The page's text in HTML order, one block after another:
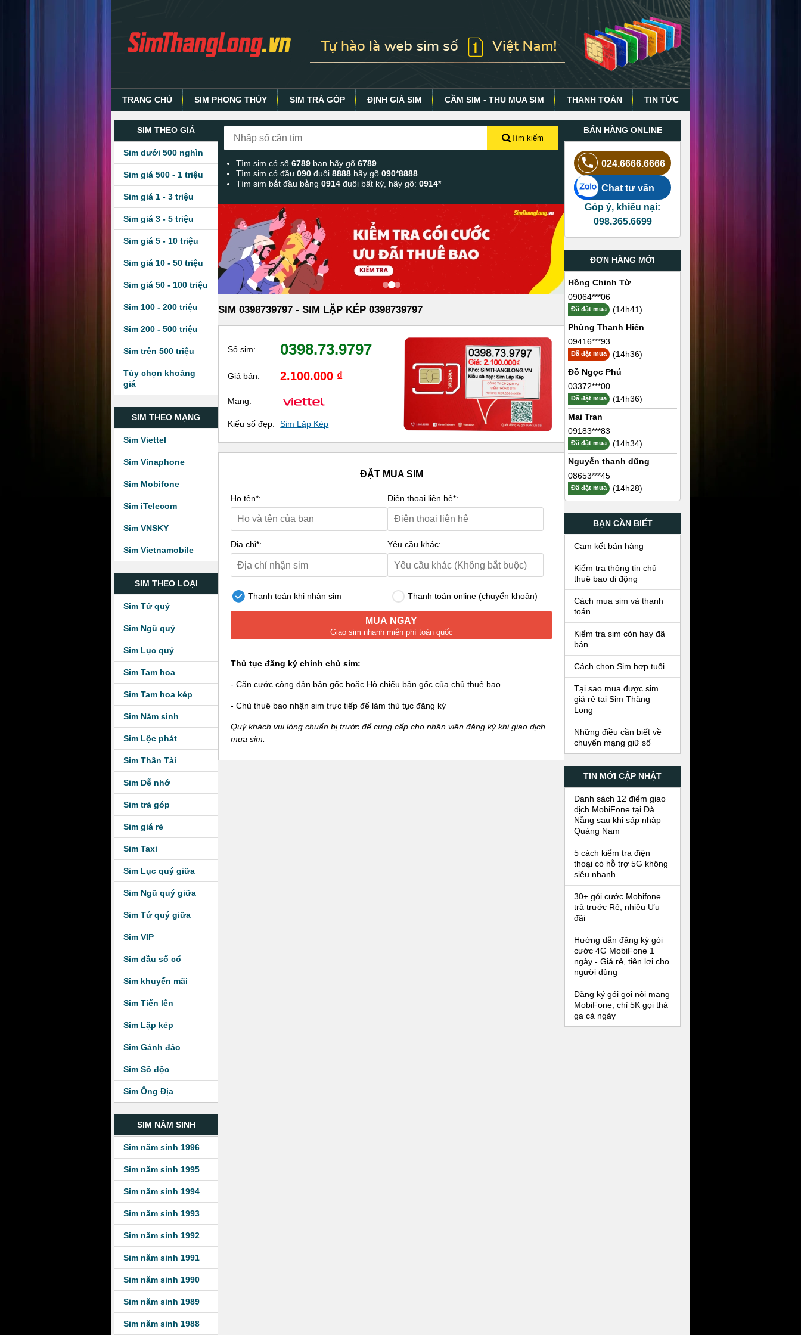
TRANG CHỦ SIM PHONG THỦY SIM TRẢ GÓP ĐỊNH GIÁ SIM CẦM SIM - THU MUA SIM THANH TOÁN TIN TỨC
SIM THEO GIÁ
Sim dưới 500 nghìn
Sim giá 500 - 1 triệu
Sim giá 1 - 3 triệu
Sim giá 3 - 5 triệu
Sim giá 5 - 10 triệu
Sim giá 10 - 50 triệu
Sim giá 50 - 100 triệu
Sim 100 - 200 triệu
Sim 200 - 500 triệu
Sim trên 500 triệu
Tùy chọn khoảng
giá
SIM THEO MẠNG
Sim Viettel
Sim Vinaphone
Sim Mobifone
Sim iTelecom
Sim VNSKY
Sim Vietnamobile
SIM THEO LOẠI
Sim Tứ quý
Sim Ngũ quý
Sim Lục quý
Sim Tam hoa
Sim Tam hoa kép
Sim Năm sinh
Sim Lộc phát
Sim Thần Tài
Sim Dễ nhớ
Sim trả góp
Sim giá rẻ
Sim Taxi
Sim Lục quý giữa
Sim Ngũ quý giữa
Sim Tứ quý giữa
Sim VIP
Sim đầu số cổ
Sim khuyến mãi
Sim Tiến lên
Sim Lặp kép
Sim Gánh đảo
Sim Số độc
Sim Ông Địa
SIM NĂM SINH
Sim năm sinh 1996
Sim năm sinh 1995
Sim năm sinh 1994
Sim năm sinh 1993
Sim năm sinh 1992
Sim năm sinh 1991
Sim năm sinh 1990
Sim năm sinh 1989
Sim năm sinh 1988
Tìm kiếm
Tìm sim có số6789 bạn hãy gõ6789
Tìm sim có đầu090đuôi8888 hãy gõ090*8888
Tìm sim bắt đầu bằng0914 đuôi bất kỳ, hãy gõ:0914*
SIM 0398739797 - SIM LẶP KÉP 0398739797
Số sim: 0398.73.9797
Giá bán: 2.100.000 ₫
Mạng:
Kiểu số đẹp: Sim Lặp Kép
ĐẶT MUA SIM
Họ tên*: Điện thoại liên hệ*:
Địa chỉ*: Yêu cầu khác:
Thanh toán khi nhận sim Thanh toán online (chuyển khoản)
MUA NGAY
Giao sim nhanh miễn phí toàn quốc
Thủ tục đăng ký chính chủ sim:
- Căn cước công dân bản gốc hoặc Hộ chiếu bản gốc của chủ thuê bao
- Chủ thuê bao nhận sim trực tiếp để làm thủ tục đăng ký
Quý khách vui lòng chuẩn bị trước để cung cấp cho nhân viên đăng ký khi giao dịch
mua sim.
BÁN HÀNG ONLINE
024.6666.6666
Chat tư vấn
Góp ý, khiếu nại:
098.365.6699
ĐƠN HÀNG MỚI
Hồng Chinh Từ
09064***06
Đã đặt mua
(14h41)
Phùng Thanh Hiển
09416***93
Đã đặt mua
(14h36)
Đỗ Ngọc Phú
03372***00
Đã đặt mua
(14h36)
Mai Tran
09183***83
Đã đặt mua
(14h34)
Nguyễn thanh dũng
08653***45
Đã đặt mua (14h28)
BẠN CẦN BIẾT
Cam kết bán hàng
Kiểm tra thông tin chủ
thuê bao di động
Cách mua sim và thanh
toán
Kiểm tra sim còn hay đã
bán
Cách chọn Sim hợp tuổi
Tại sao mua được sim
giá rẻ tại Sim Thăng
Long
Những điều cần biết về
chuyển mạng giữ số
TIN MỚI CẬP NHẬT
Danh sách 12 điểm giao
dịch MobiFone tại Đà
Nẵng sau khi sáp nhập
Quảng Nam
5 cách kiểm tra điện
thoại có hỗ trợ 5G không
siêu nhanh
30+ gói cước Mobifone
trả trước Rẻ, nhiều Ưu
đãi
Hướng dẫn đăng ký gói
cước 4G MobiFone 1
ngày - Giá rẻ, tiện lợi cho
người dùng
Đăng ký gói gọi nội mạng
MobiFone, chỉ 5K gọi thả
ga cả ngày